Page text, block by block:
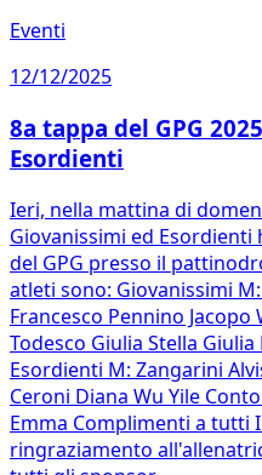
Eventi
12/12/2025
8a tappa del GPG
Esordienti
Ieri, nella mattina di
Giovanissimi ed
del GPG presso il
atleti sono: Giovanissimi
Francesco Pennino Jacopo
Todesco Giulia Stella
Esordienti M: Zangarini
Ceroni Diana Wu Yile
Emma Complimenti a tutti
ringraziamento